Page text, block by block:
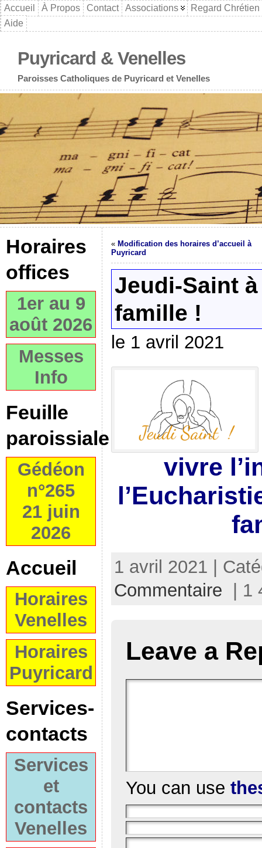
Accueil À Propos Contact Associations
Regard Chrétien
Aide
Puyricard & Venelles
Paroisses Catholiques de Puyricard et Venelles
Horaires
offices
1er au 9
août 2026
Messes
Info
Feuille
paroissiale
Gédéon
n°265
21 juin
2026
Accueil
Horaires
Venelles
Horaires
Puyricard
Services-
contacts
Services
et
contacts
Venelles
« Modification des horaires d’accueil à
Puyricard
Jeudi-Saint
famille !
le 1 avril 2021
vivre
1 avril 2021 |
Commentaire | 1
Leave a
You can use